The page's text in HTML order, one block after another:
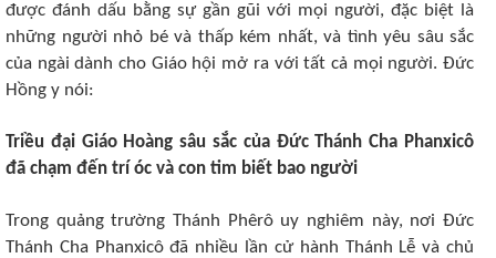
được đánh dấu bằng sự gần gũi với mọi người, đặc biệt là
những người nhỏ bé và thấp kém nhất, và tình yêu sâu sắc
của ngài dành cho Giáo hội mở ra với tất cả mọi người. Đức
Hồng y nói:
Triều đại Giáo Hoàng sâu sắc của Đức Thánh Cha Phanxicô
đã chạm đến trí óc và con tim biết bao người
Trong quảng trường Thánh Phêrô uy nghiêm này, nơi Đức
Thánh Cha Phanxicô đã nhiều lần cử hành Thánh Lễ và chủ